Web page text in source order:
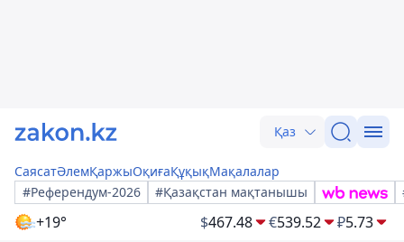
Қаз
СаясатӘлемҚаржыОқиғаҚұқықМақалалар
#Референдум-2026
#Қазақстан мақтанышы
+19° $467.48 €539.52 ₽5.73